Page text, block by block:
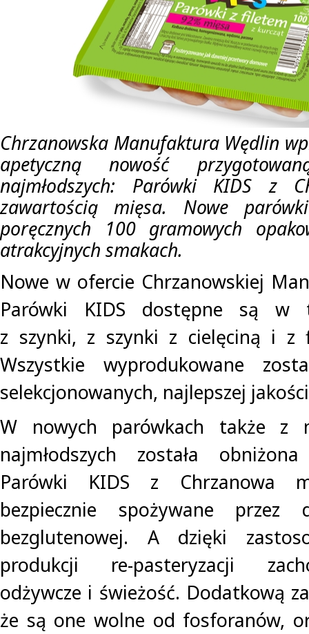
Chrzanowska Manufaktura Wędlin
apetyczną nowość
najmłodszych: Parówki KIDS z
zawartością mięsa. Nowe
poręcznych 100 gramowych
atrakcyjnych smakach.
Nowe w ofercie Chrzanowskiej
Parówki KIDS dostępne są w
z szynki, z szynki z cielęciną i z
Wszystkie wyprodukowane
selekcjonowanych, najlepszej
W nowych parówkach także z
najmłodszych została
Parówki KIDS z Chrzanowa
bezpiecznie spożywane
bezglutenowej. A dzięki
produkcji re-pasteryzacji
odżywcze i świeżość. Dodatkową
że są one wolne od fosforanów,